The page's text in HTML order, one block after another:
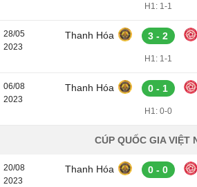
H1: 1-1
28/05
2023
Thanh Hóa 3 - 2
H1: 1-1
06/08
2023
Thanh Hóa 0 - 1
H1: 0-0
CÚP QUỐC GIA VIỆT
20/08
2023
Thanh Hóa 0 - 0